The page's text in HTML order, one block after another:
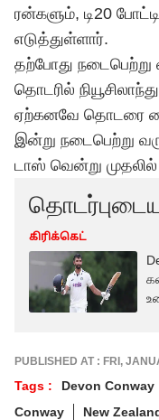
ரன்களும், டி20
எடுத்துள்ளார்.
தற்போது
தொடரில்
ஏற்கனவே தொடரை
இன்று நடைபெற்று
டாஸ் வென்று முதலில்
கிரிக்கெட்
PUBLISHED AT : FRI,
Tags : Devon Conway
Conway
New